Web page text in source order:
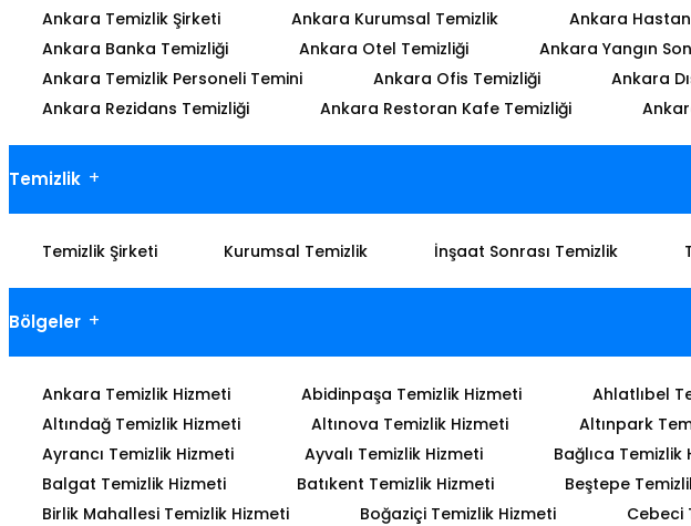
Ankara Temizlik Şirketi Ankara Kurumsal Temizlik Ankara
Ankara Banka Temizliği
Ankara Otel Temizliği Ankara Yangın
Ankara Temizlik Personeli Temini
Ankara Ofis Temizliği Ankara
Ankara Rezidans Temizliği
Ankara Restoran Kafe Temizliği
Temizlik
Temizlik Şirketi Kurumsal Temizlik İnşaat Sonrası Temizlik
Bölgeler
Ankara Temizlik Hizmeti Abidinpaşa Temizlik Hizmeti Ahlatlıbel
Altındağ Temizlik Hizmeti
Altınova Temizlik Hizmeti Altınpark
Ayrancı Temizlik Hizmeti
Ayvalı Temizlik Hizmeti Bağlıca Temizlik
Balgat Temizlik Hizmeti
Batıkent Temizlik Hizmeti Beştepe
Birlik Mahallesi Temizlik Hizmeti
Boğaziçi Temizlik Hizmeti Cebeci